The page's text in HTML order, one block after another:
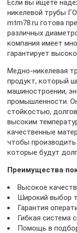
Если вы ищете
никелевой трубы
mtm78.ru готова
различных
компания имеет
гарантирует
Медно-никелевая
продукт, который
машиностроении,
промышленности.
стойкостью,
высоким
качественные
чтобы
которые будут
Преимущества
Высокое
Широкий выбор
Гарантия
Гибкая система
Помощь в